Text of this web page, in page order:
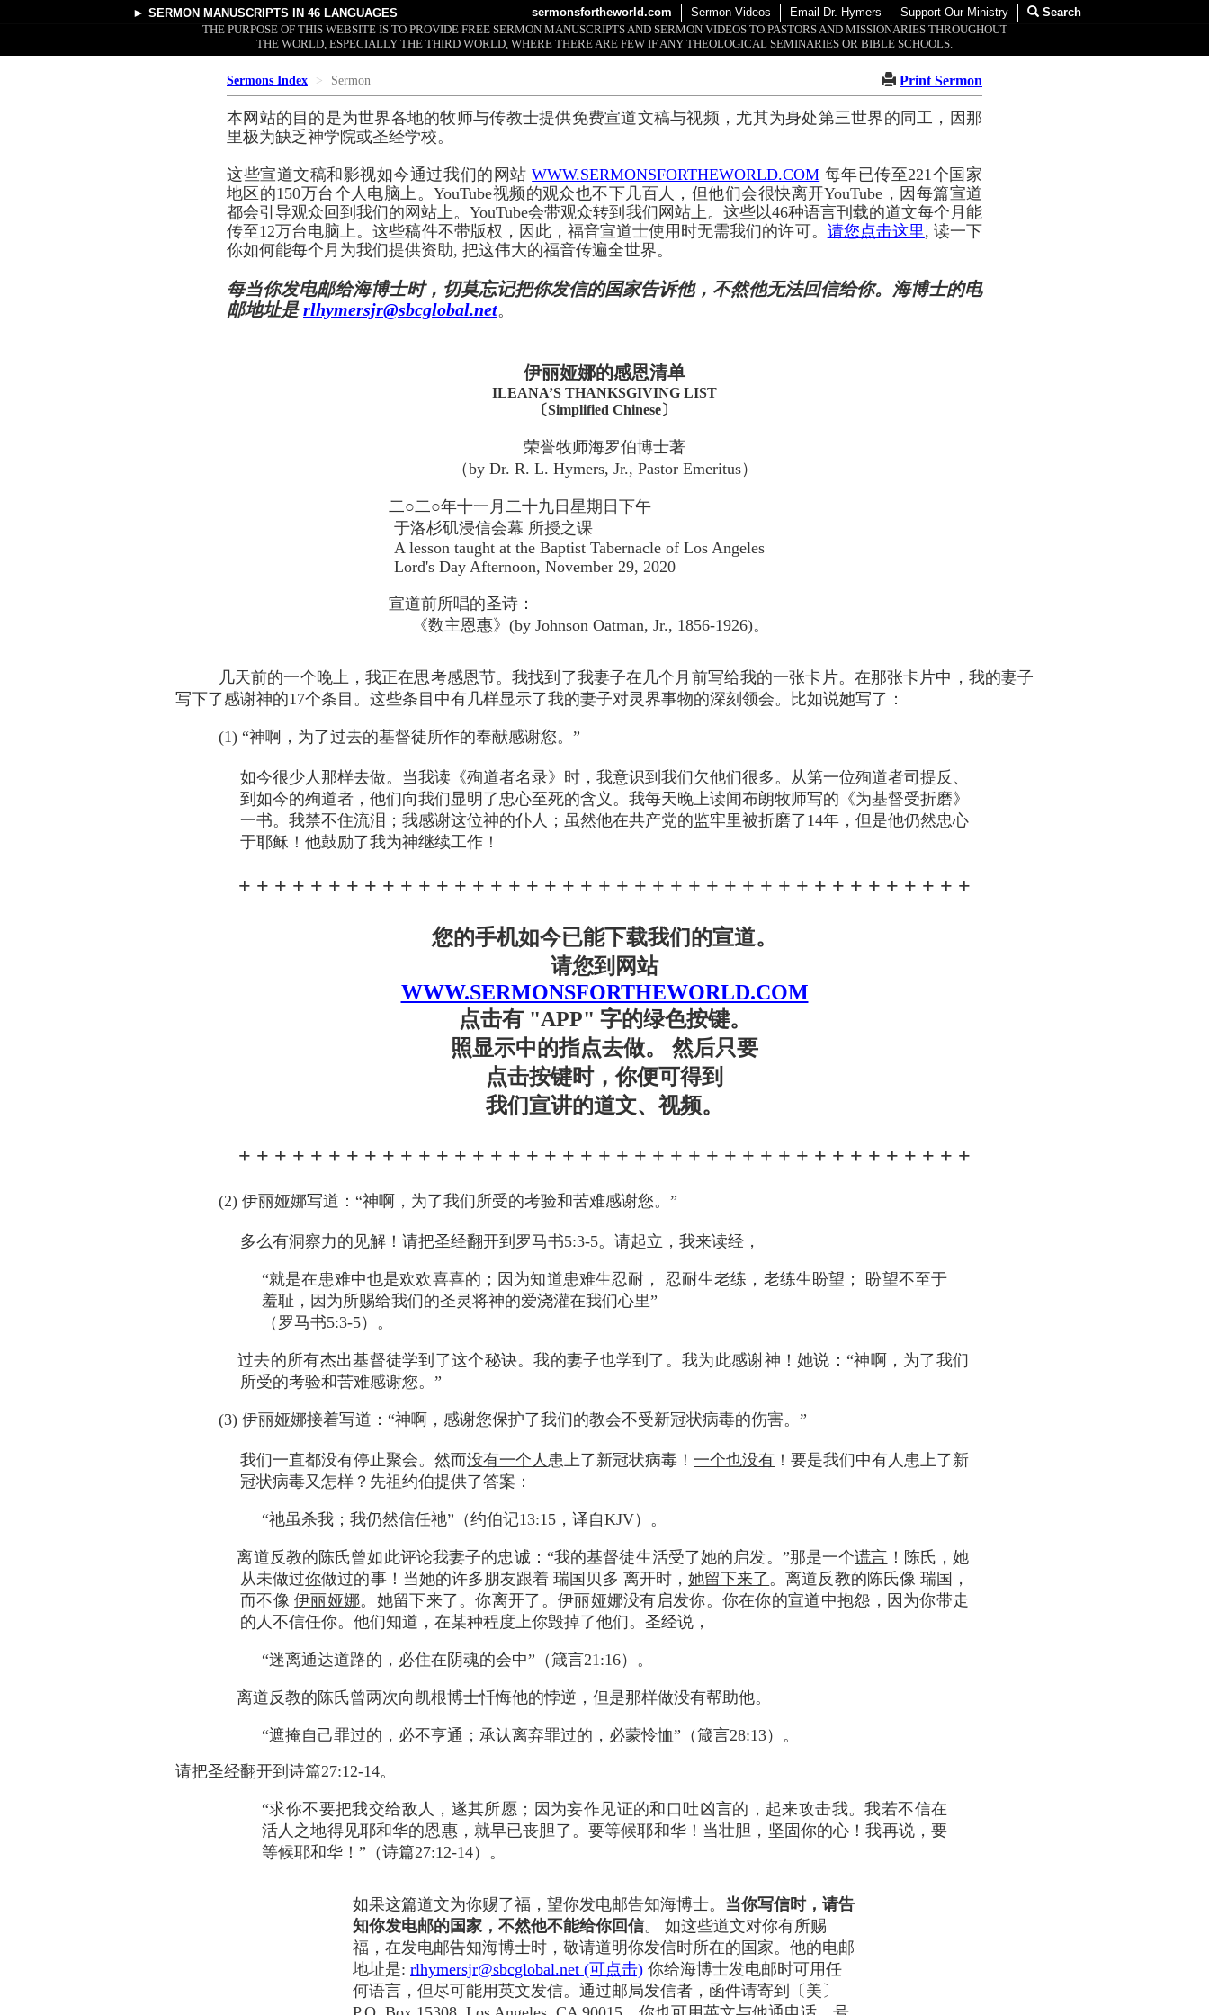
► SERMON MANUSCRIPTS IN 46 LANGUAGES sermonsfortheworld.com Sermon Videos Email Dr. Hymers Support Our Ministry
Search
THE PURPOSE OF THIS WEBSITE IS TO PROVIDE FREE SERMON MANUSCRIPTS AND SERMON VIDEOS TO PASTORS AND MISSIONARIES THROUGHOUT
THE WORLD, ESPECIALLY THE THIRD WORLD, WHERE THERE ARE FEW IF ANY THEOLOGICAL SEMINARIES OR BIBLE SCHOOLS.
Sermons Index Sermon Print Sermon
本网站的目的是为世界各地的牧师与传教士提供免费宣道文稿与视频，尤其为身处第三世界的同工，因那
里极为缺乏神学院或圣经学校。
这些宣道文稿和影视如今通过我们的网站WWW.SERMONSFORTHEWORLD.COM 每年已传至221个国家
地区的150万台个人电脑上。YouTube视频的观众也不下几百人，但他们会很快离开YouTube，因每篇宣道
都会引导观众回到我们的网站上。YouTube会带观众转到我们网站上。这些以46种语言刊载的道文每个月能
传至12万台电脑上。这些稿件不带版权，因此，福音宣道士使用时无需我们的许可。 请您点击这里, 读一下
你如何能每个月为我们提供资助, 把这伟大的福音传遍全世界。
每当你发电邮给海博士时，切莫忘记把你发信的国家告诉他，不然他无法回信给你。海博士的电
邮地址是rlhymersjr@sbcglobal.net。
伊丽娅娜的感恩清单
ILEANA’S THANKSGIVING LIST
〔Simplified Chinese〕
荣誉牧师海罗伯博士著
（by Dr. R. L. Hymers, Jr., Pastor Emeritus）
二○二○年十一月二十九日星期日下午
于洛杉矶浸信会幕 所授之课
A lesson taught at the Baptist Tabernacle of Los Angeles
Lord's Day Afternoon, November 29, 2020
宣道前所唱的圣诗：
《数主恩惠》(by Johnson Oatman, Jr., 1856-1926)。
几天前的一个晚上，我正在思考感恩节。我找到了我妻子在几个月前写给我的一张卡片。在那张卡片中，我的妻子
写下了感谢神的17个条目。这些条目中有几样显示了我的妻子对灵界事物的深刻领会。比如说她写了：
(1) “神啊，为了过去的基督徒所作的奉献感谢您。”
如今很少人那样去做。当我读《殉道者名录》时，我意识到我们欠他们很多。从第一位殉道者司提反、
到如今的殉道者，他们向我们显明了忠心至死的含义。我每天晚上读闻布朗牧师写的《为基督受折磨》
一书。我禁不住流泪；我感谢这位神的仆人；虽然他在共产党的监牢里被折磨了14年，但是他仍然忠心
于耶稣！他鼓励了我为神继续工作！
+ + + + + + + + + + + + + + + + + + + + + + + + + + + + + + + + + + + + + + + + +
您的手机如今已能下载我们的宣道。
请您到网站
WWW.SERMONSFORTHEWORLD.COM
点击有 "APP" 字的绿色按键。
照显示中的指点去做。 然后只要
点击按键时，你便可得到
我们宣讲的道文、视频。
+ + + + + + + + + + + + + + + + + + + + + + + + + + + + + + + + + + + + + + + + +
(2) 伊丽娅娜写道：“神啊，为了我们所受的考验和苦难感谢您。”
多么有洞察力的见解！请把圣经翻开到罗马书5:3-5。请起立，我来读经，
“就是在患难中也是欢欢喜喜的；因为知道患难生忍耐， 忍耐生老练，老练生盼望； 盼望不至于
羞耻，因为所赐给我们的圣灵将神的爱浇灌在我们心里”
（罗马书5:3-5）。
过去的所有杰出基督徒学到了这个秘诀。我的妻子也学到了。我为此感谢神！她说：“神啊，为了我们
所受的考验和苦难感谢您。”
(3) 伊丽娅娜接着写道：“神啊，感谢您保护了我们的教会不受新冠状病毒的伤害。”
我们一直都没有停止聚会。然而没有一个人 患上了新冠状病毒！ 一个也没有 ！要是我们中有人患上了新
冠状病毒又怎样？先祖约伯提供了答案：
“祂虽杀我；我仍然信任祂”（约伯记13:15，译自KJV）。
离道反教的陈氏曾如此评论我妻子的忠诚：“我的基督徒生活受了她的启发。”那是一个谎言 ！陈氏，她
从未做过你做过的事！当她的许多朋友跟着 瑞国贝多 离开时， 她留下来了。离道反教的陈氏像 瑞国，
而不像伊丽娅娜。她留下来了。你离开了。伊丽娅娜没有启发你。你在你的宣道中抱怨，因为你带走
的人不信任你。他们知道，在某种程度上你毁掉了他们。圣经说，
“迷离通达道路的，必住在阴魂的会中”（箴言21:16）。
离道反教的陈氏曾两次向凯根博士忏悔他的悖逆，但是那样做没有帮助他。
“遮掩自己罪过的，必不亨通； 承认离弃罪过的，必蒙怜恤”（箴言28:13）。
请把圣经翻开到诗篇27:12-14。
“求你不要把我交给敌人，遂其所愿；因为妄作见证的和口吐凶言的，起来攻击我。我若不信在
活人之地得见耶和华的恩惠，就早已丧胆了。要等候耶和华！当壮胆，坚固你的心！我再说，要
等候耶和华！”（诗篇27:12-14）。
如果这篇道文为你赐了福，望你发电邮告知海博士。 当你写信时，请告
知你发电邮的国家，不然他不能给你回信。 如这些道文对你有所赐
福，在发电邮告知海博士时，敬请道明你发信时所在的国家。他的电邮
地址是: rlhymersjr@sbcglobal.net (可点击) 你给海博士发电邮时可用任
何语言，但尽可能用英文发信。通过邮局发信者，函件请寄到〔美〕